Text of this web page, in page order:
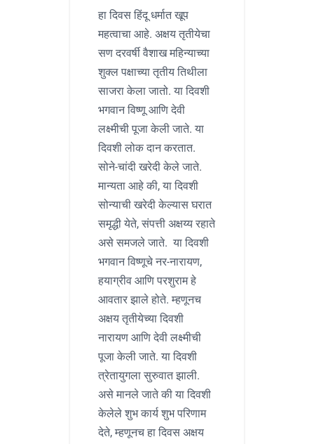
हा दिवस हिंदू धर्मात खूप
महत्वाचा आहे. अक्षय तृतीयेचा
सण दरवर्षी वैशाख महिन्याच्या
शुक्ल पक्षाच्या तृतीय तिथीला
साजरा केला जातो. या दिवशी
भगवान विष्णू आणि देवी
लक्ष्मीची पूजा केली जाते. या
दिवशी लोक दान करतात.
सोने-चांदी खरेदी केले जाते.
मान्यता आहे की, या दिवशी
सोन्याची खरेदी केल्यास घरात
समृद्धी येते, संपत्ती अक्षय्य रहाते
असे समजले जाते. या दिवशी
भगवान विष्णूचे नर-नारायण,
हयाग्रीव आणि परशुराम हे
आवतार झाले होते. म्हणूनच
अक्षय तृतीयेच्या दिवशी
नारायण आणि देवी लक्ष्मीची
पूजा केली जाते. या दिवशी
त्रेतायुगला सुरुवात झाली.
असे मानले जाते की या दिवशी
केलेले शुभ कार्य शुभ परिणाम
देते, म्हणूनच हा दिवस अक्षय